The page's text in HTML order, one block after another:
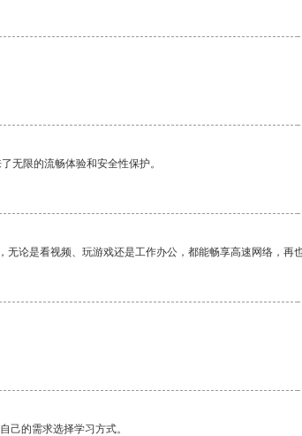
无限的流畅体验和安全性保护。
论是看视频、玩游戏还是工作办公，都能畅享高速网络，
己的需求选择学习方式。